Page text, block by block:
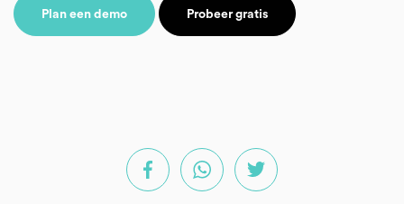
Plan een demo Probeer gratis